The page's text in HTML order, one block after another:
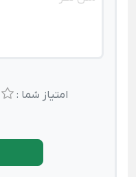
امتیاز شما :